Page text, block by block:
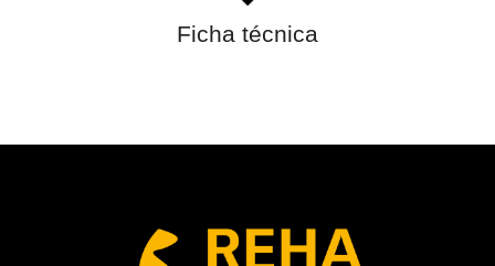
Ficha técnica